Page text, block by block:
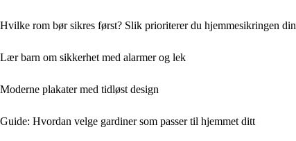
Hvilke rom bør sikres først? Slik prioriterer du hjemmesikringen din
Lær barn om sikkerhet med alarmer og lek
Moderne plakater med tidløst design
Guide: Hvordan velge gardiner som passer til hjemmet ditt